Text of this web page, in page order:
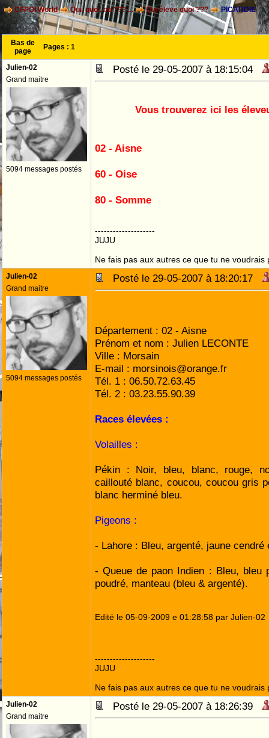
CFPOI World Qui, quoi, où ??? ... Qui éleve quoi ??? PICARDIE
Bas de
page
Pages : 1
Julien-02
Grand maitre
5094 messages postés
Posté le 29-05-2007 à 18:15:04
Vous trouverez ici les
02 - Aisne
60 - Oise
80 - Somme
--------------------
JUJU
Ne fais pas aux autres ce que tu ne voudrais
Julien-02
Grand maitre
5094 messages postés
Posté le 29-05-2007 à 18:20:17
Département : 02 - Aisne
Prénom et nom : Julien LECONTE
Ville : Morsain
E-mail : morsinois@orange.fr
Tél. 1 : 06.50.72.63.45
Tél. 2 : 03.23.55.90.39
Races élevées :
Volailles :
Pékin : Noir, bleu, blanc, rouge,
caillouté blanc, coucou, coucou gris
blanc herminé bleu.
Pigeons :
- Lahore : Bleu, argenté, jaune cendré
- Queue de paon Indien : Bleu, bleu
poudré, manteau (bleu & argenté).
Edité le 05-09-2009 e 01:28:58 par Julien-02
--------------------
JUJU
Ne fais pas aux autres ce que tu ne voudrais
Julien-02
Grand maitre
Posté le 29-05-2007 à 18:26:39